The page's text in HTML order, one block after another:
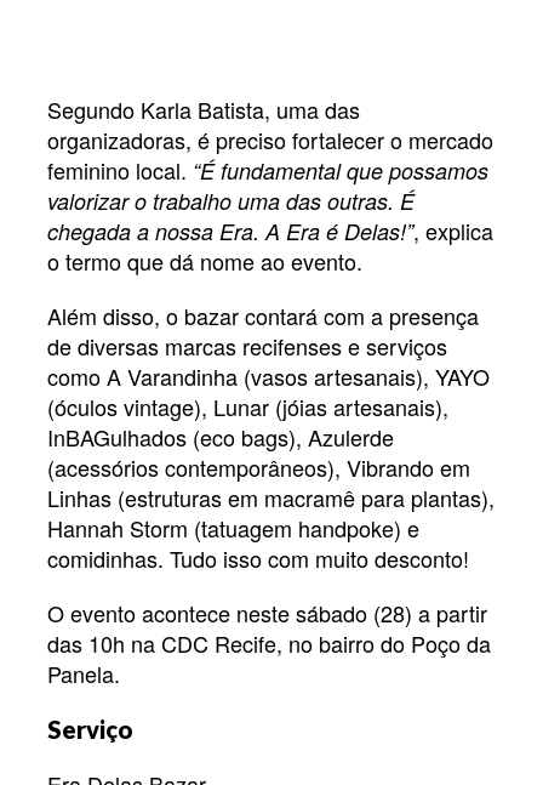
Segundo Karla Batista, uma das
organizadoras, é preciso fortalecer o mercado
feminino local. “É fundamental que possamos
valorizar o trabalho uma das outras. É
chegada a nossa Era. A Era é Delas!”, explica
o termo que dá nome ao evento.
Além disso, o bazar contará com a presença
de diversas marcas recifenses e serviços
como A Varandinha (vasos artesanais), YAYO
(óculos vintage), Lunar (jóias artesanais),
InBAGulhados (eco bags), Azulerde
(acessórios contemporâneos), Vibrando em
Linhas (estruturas em macramê para plantas),
Hannah Storm (tatuagem handpoke) e
comidinhas. Tudo isso com muito desconto!
O evento acontece neste sábado (28) a partir
das 10h na CDC Recife, no bairro do Poço da
Panela.
Serviço